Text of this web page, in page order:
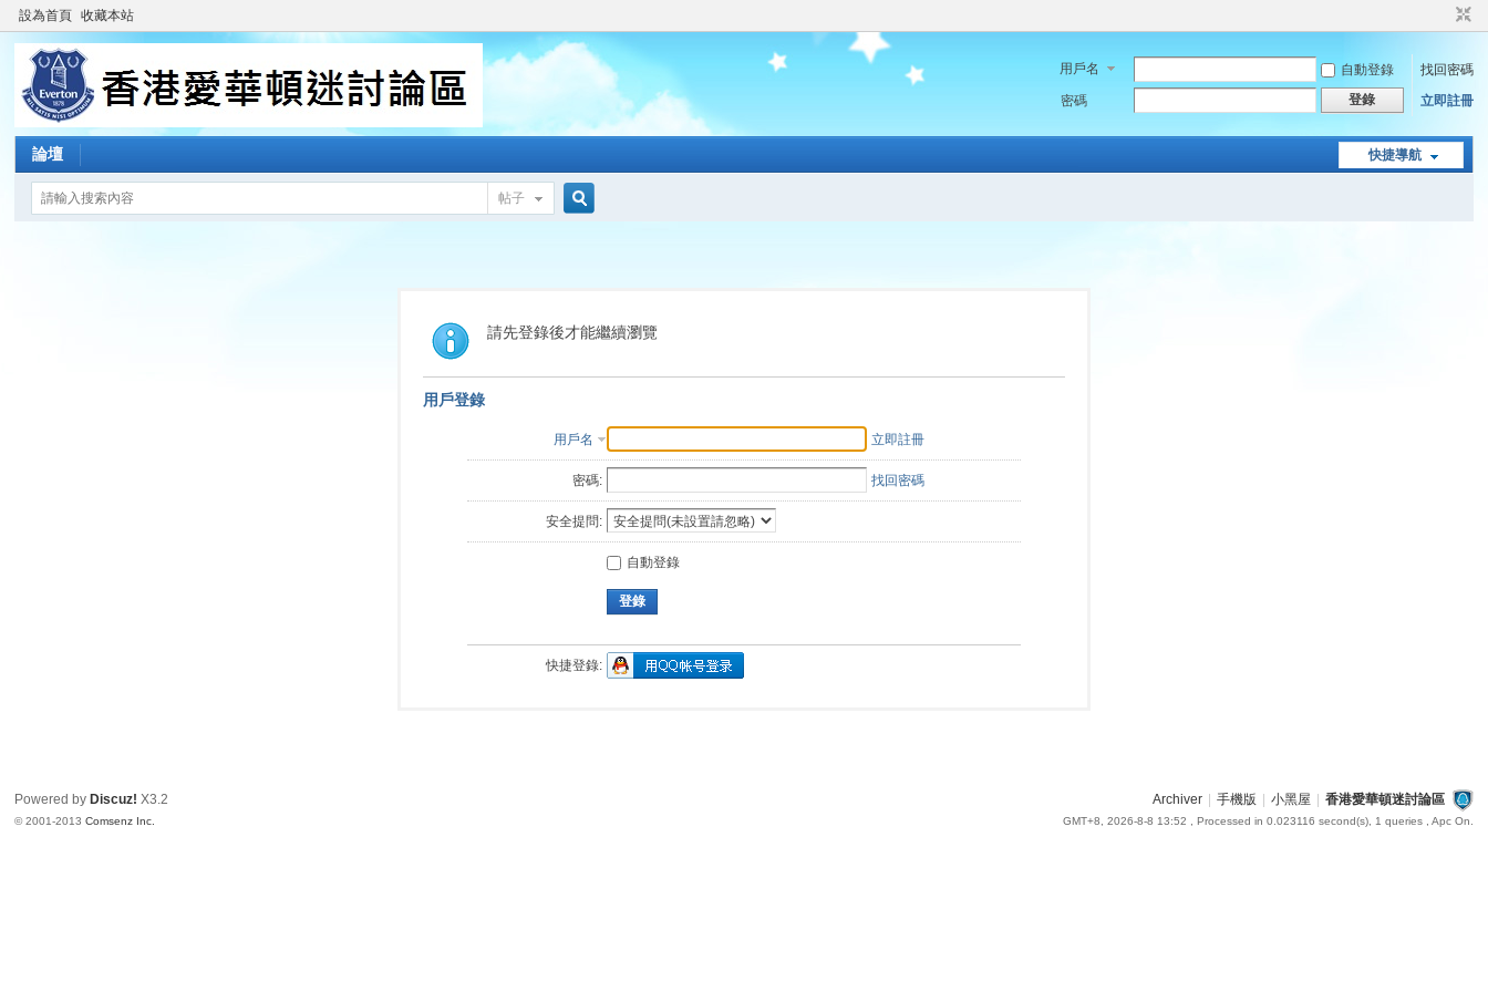
設為首頁 收藏本站
用戶名 自動登錄
找回密碼
密碼
登錄 立即註冊
快捷導航
論壇
帖子
索
請先登錄後才能繼續瀏覽
用戶登錄
用戶名 立即註冊
密碼: 找回密碼
安全提問:
自動登錄
登錄
快捷登錄:
Archiver 手機版 小黑屋 香港愛華頓迷討論區
GMT+8, 2026-8-8 13:52 , Processed in 0.023116 second(s), 1 queries , Apc On.
Powered by Discuz! X3.2
© 2001-2013Comsenz Inc.